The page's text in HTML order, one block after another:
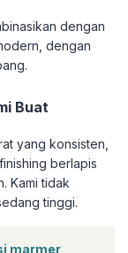
dengan
dengan
Buat
yang konsisten,
berlapis
Kami tidak
tinggi.
marmer